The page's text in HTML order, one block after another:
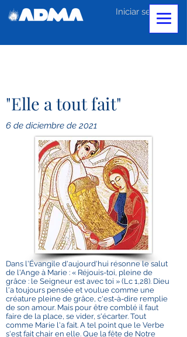
Iniciar sesión
"Elle a tout fait"
6 de diciembre de 2021
Dans l'Évangile d'aujourd'hui résonne le salut
de l'Ange à Marie : « Réjouis-toi, pleine de
grâce : le Seigneur est avec toi » (Lc 1,28). Dieu
l'a toujours pensée et voulue comme une
créature pleine de grâce, c'est-à-dire remplie
de son amour. Mais pour être comblé il faut
faire de la place, se vider, s'écarter. Tout
comme Marie l'a fait. A tel point que le Verbe
s'est fait chair en elle. Que la fête de Notre